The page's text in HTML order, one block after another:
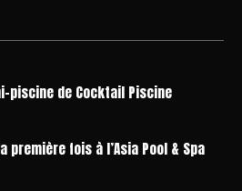
piscine de Cocktail Piscine
première fois à l’Asia Pool & Spa